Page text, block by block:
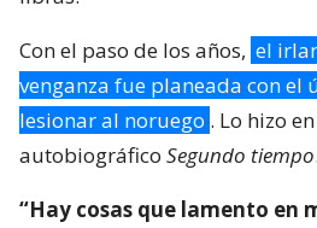
Con el paso de los años, el
venganza fue planeada con el
lesionar al noruego . Lo hizo
autobiográfico Segundo tiempo.
“Hay cosas que lamento en